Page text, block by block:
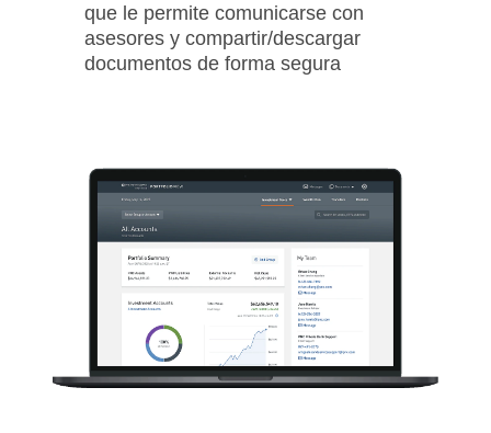
que le permite comunicarse con
asesores y compartir/descargar
documentos de forma segura